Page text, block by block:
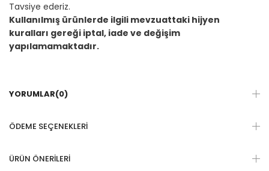
Tavsiye ederiz.
Kullanılmış ürünlerde ilgili mevzuattaki hijyen
kuralları gereği iptal, iade ve değişim
yapılamamaktadır.
YORUMLAR(0)
ÖDEME SEÇENEKLERI
ÜRÜN ÖNERILERI